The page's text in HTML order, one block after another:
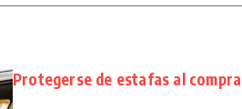
Protegerse de estafas al